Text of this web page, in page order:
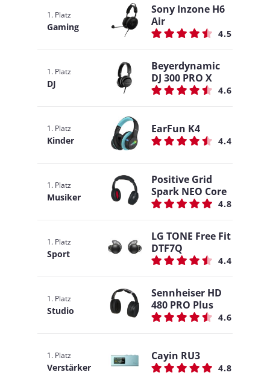
1. Platz
Gaming
Sony Inzone H6
Air
4.5
1. Platz
DJ
Beyerdynamic
DJ 300 PRO X
4.6
1. Platz
Kinder
EarFun K4
4.4
1. Platz
Musiker
Positive Grid
Spark NEO Core
4.8
1. Platz
Sport
LG TONE Free Fit
DTF7Q
4.4
1. Platz
Studio
Sennheiser HD
480 PRO Plus
4.6
1. Platz
Verstärker
Cayin RU3
4.8